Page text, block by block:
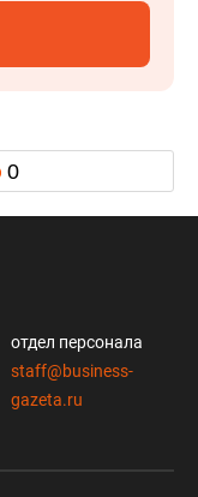
0
отдел персонала
staff@business-
gazeta.ru